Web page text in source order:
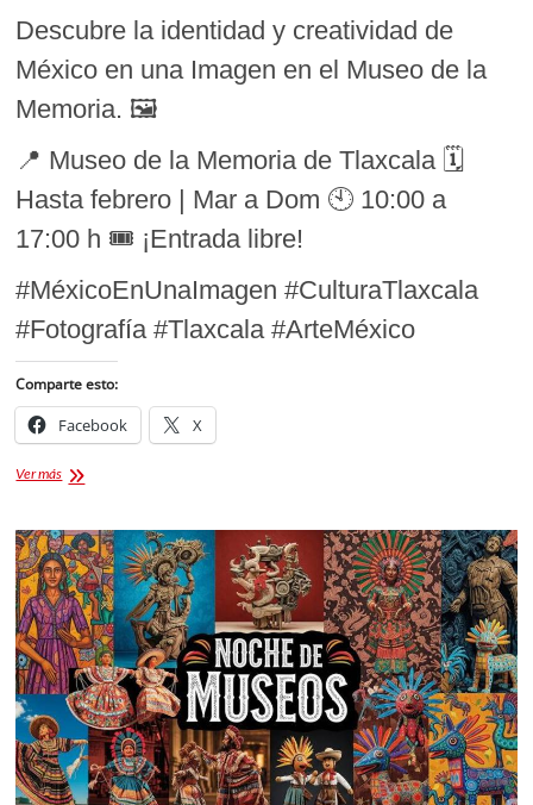
Descubre la identidad y creatividad de
México en una Imagen en el Museo de la
Memoria. 🖼️
📍 Museo de la Memoria de Tlaxcala 🗓️
Hasta febrero | Mar a Dom 🕙 10:00 a
17:00 h 🎟️ ¡Entrada libre!
#MéxicoEnUnaImagen #CulturaTlaxcala
#Fotografía #Tlaxcala #ArteMéxico
Comparte esto:
Facebook X
Ver másMéxico
Imagen:
La
exposición
nacional
llega
al
Museo
de
la
Memoria
de
Tlaxcala